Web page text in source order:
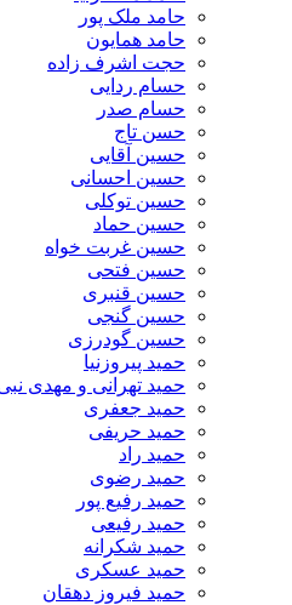
حامد ملک پور
حامد همایون
حجت اشرف زاده
حسام ردایی
حسام صدر
حسن تاج
حسین آقایی
حسین احسانی
حسین توکلی
حسین حماد
حسین غربت خواه
حسین فتحی
حسین قنبری
حسین گنجی
حسین گودرزی
حمید پیروزنیا
حمید تهرانی و مهدی نبی زاده
حمید جعفری
حمید حریفی
حمید راد
حمید رضوی
حمید رفیع پور
حمید رفیعی
حمید شکرانه
حمید عسکری
حمید فیروز دهقان